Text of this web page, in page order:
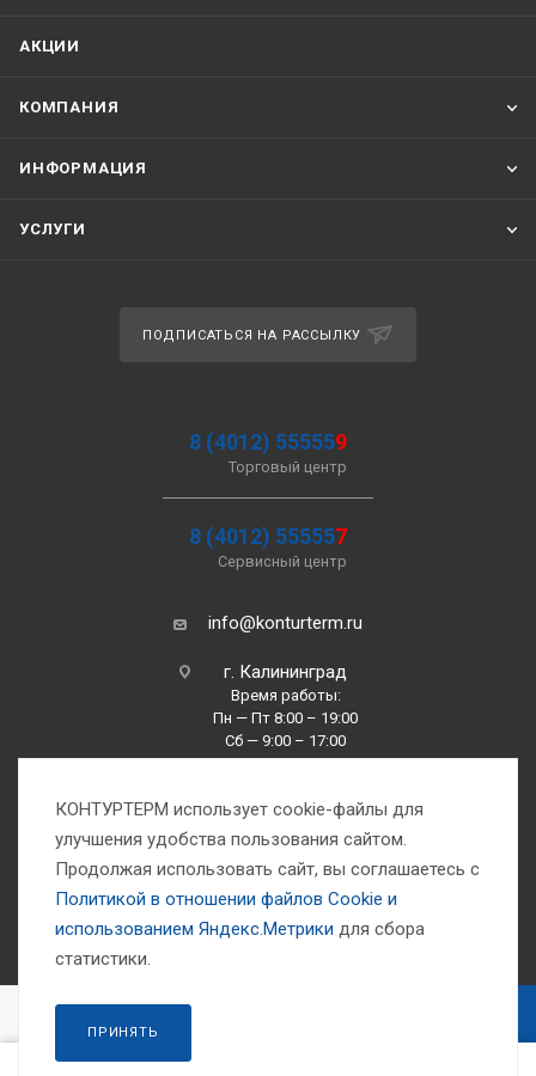
АКЦИИ
КОМПАНИЯ
ИНФОРМАЦИЯ
УСЛУГИ
ПОДПИСАТЬСЯ НА РАССЫЛКУ
8 (4012) 555559
Торговый центр
8 (4012) 555557
Сервисный центр
info@konturterm.ru
г. Калининград
Время работы:
Пн — Пт 8:00 – 19:00
Сб — 9:00 – 17:00
Вс —10:00 – 16:00
1993-2026 © Компания «Контуртерм» — инженерно-торговый центр
КОНТУРТЕРМ использует cookie-файлы для
улучшения удобства пользования сайтом.
Продолжая использовать сайт, вы соглашаетесь с
Политикой в отношении файлов Сookie и
использованием Яндекс.Метрики для сбора
статистики.
ПРИНЯТЬ